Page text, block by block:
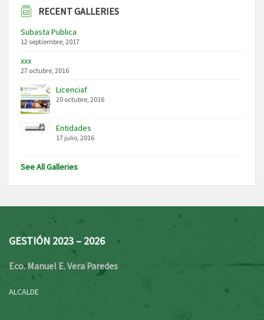
RECENT GALLERIES
Subasta Publica
12 septiembre, 2017
xxx
27 octubre, 2016
Licenciaf
20 octubre, 2016
Entidades
17 julio, 2016
See All Galleries
GESTIÓN 2023 – 2026
Eco. Manuel E. Vera Paredes
ALCALDE